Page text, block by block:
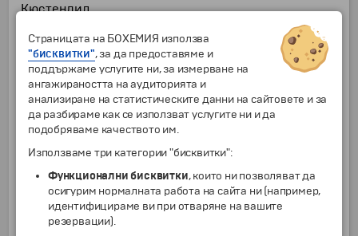
Кюстендил
Луковит
Монтана
Несебър
Пазарджик
Перник
Петрич
Пещера
Плевен
Пловдив
Поморие
Страницата на БОХЕМИЯ използва
"бисквитки", за да предоставяме и
поддържаме услугите ни, за измерване на
ангажираността на аудиторията и
анализиране на статистическите данни на сайтовете и за
да разбираме как се използват услугите ни и да
подобряваме качеството им.
Използваме три категории "бисквитки":
Функционални бисквитки, които ни позволяват да
осигурим нормалната работа на сайта ни (например,
идентифицираме ви при отваряне на вашите
резервации).